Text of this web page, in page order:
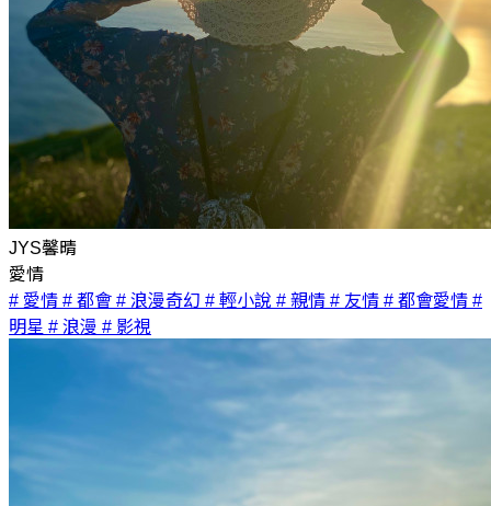
JYS馨晴
愛情
# 愛情 # 都會 # 浪漫奇幻 # 輕小說 # 親情 # 友情 # 都會愛情 #
明星 # 浪漫 # 影視